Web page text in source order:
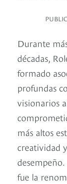
Durante
décadas,
formado
profundas
visionarios
más altos
creatividad y
fue la